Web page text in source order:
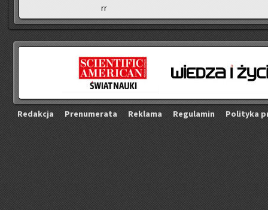
rr
Re­dak­cja Pre­nu­me­ra­ta Re­kla­ma Re­gu­la­min Po­li­ty­ka